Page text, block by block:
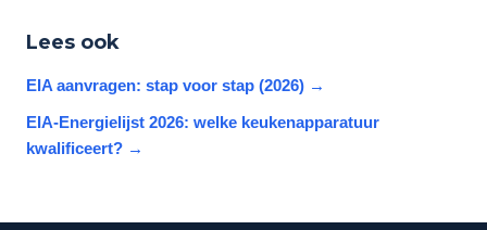
Lees ook
EIA aanvragen: stap voor stap (2026) →
EIA-Energielijst 2026: welke keukenapparatuur
kwalificeert? →